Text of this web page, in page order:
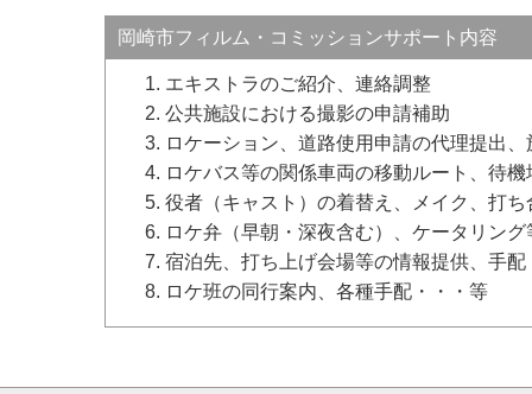
岡崎市フィルム・コミッションサポート内容
エキストラのご紹介、連絡調整
公共施設における撮影の申請補助
ロケーション、道路使用申請の代理提出
ロケバス等の関係車両の移動ルート、待
役者（キャスト）の着替え、メイク、打
ロケ弁（早朝・深夜含む）、ケータリン
宿泊先、打ち上げ会場等の情報提供、手配
ロケ班の同行案内、各種手配・・・等